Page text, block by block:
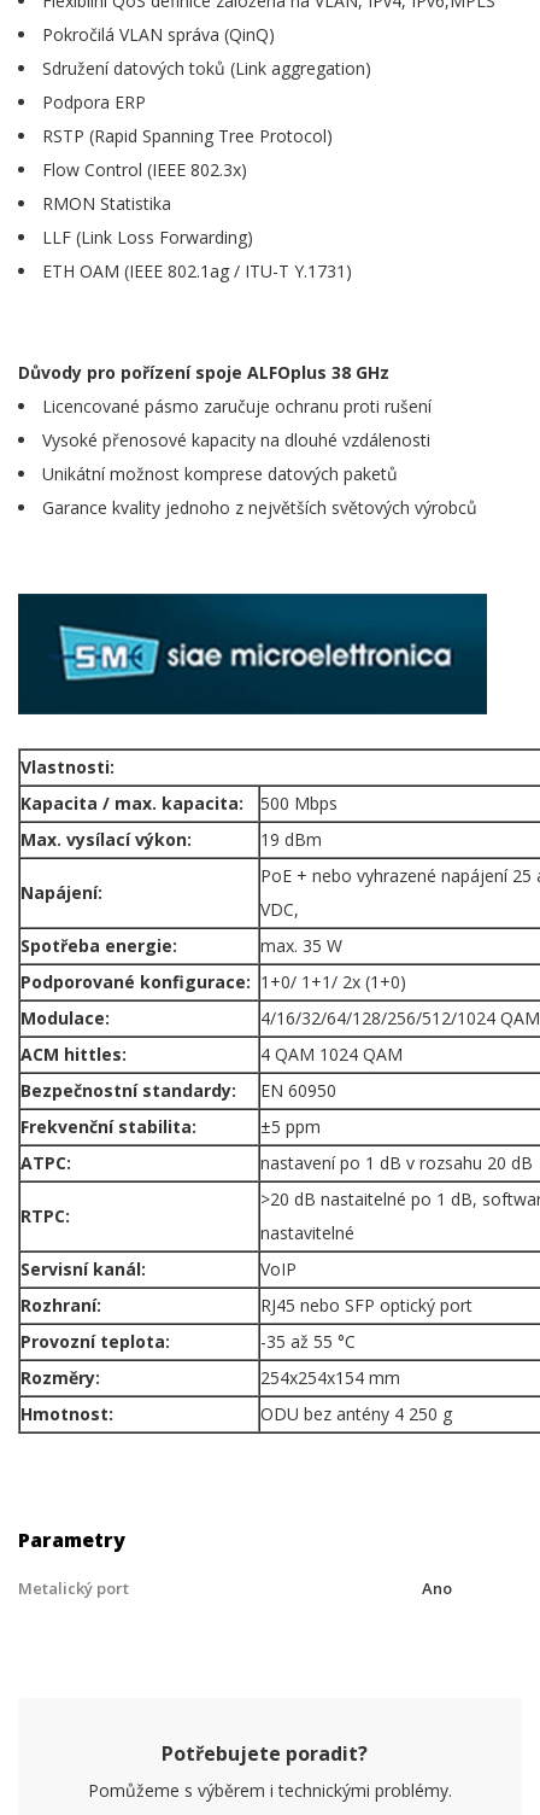
Pokročilá VLAN správa (QinQ)
Sdružení datových toků (Link aggregation)
Podpora ERP
RSTP (Rapid Spanning Tree Protocol)
Flow Control (IEEE 802.3x)
RMON Statistika
LLF (Link Loss Forwarding)
ETH OAM (IEEE 802.1ag / ITU-T Y.1731)
Důvody pro pořízení spoje ALFOplus 38 GHz
Licencované pásmo zaručuje ochranu proti rušení
Vysoké přenosové kapacity na dlouhé vzdálenosti
Unikátní možnost komprese datových paketů
Garance kvality jednoho z největších světových výrobců
Vlastnosti:
Kapacita / max. kapacita:
500 Mbps
Max. vysílací výkon:
19 dBm
Napájení:
PoE + nebo vyhrazené napájení 25
VDC,
Spotřeba energie:
max. 35 W
Podporované konfigurace: 1+0/ 1+1/ 2x (1+0)
Modulace:
4/16/32/64/128/256/512/1024 QAM
ACM hittles:
4 QAM 1024 QAM
Bezpečnostní standardy:
EN 60950
Frekvenční stabilita:
±5 ppm
ATPC:
nastavení po 1 dB v rozsahu 20 dB
RTPC:
>20 dB nastaitelné po 1 dB,
nastavitelné
Servisní kanál:
VoIP
Rozhraní:
RJ45 nebo SFP optický port
Provozní teplota:
-35 až 55 °C
Rozměry:
254x254x154 mm
Hmotnost:
ODU bez antény 4 250 g
Parametry
Metalický port Ano
Potřebujete poradit?
Pomůžeme s výběrem i technickými problémy.